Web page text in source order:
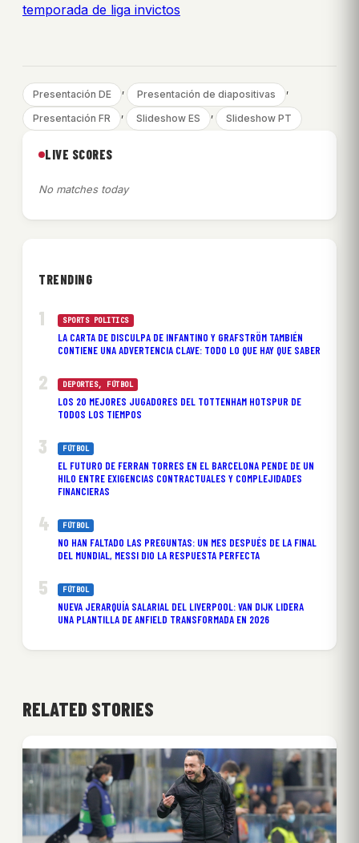
temporada de liga invictos
Presentación DE , Presentación de diapositivas ,
Presentación FR , Slideshow ES , Slideshow PT
LIVE SCORES
No matches today
TRENDING
SPORTS POLITICS
LA CARTA DE DISCULPA DE INFANTINO Y GRAFSTRÖM TAMBIÉN
CONTIENE UNA ADVERTENCIA CLAVE: TODO LO QUE HAY QUE SABER
DEPORTES, FÚTBOL
LOS 20 MEJORES JUGADORES DEL TOTTENHAM HOTSPUR DE
TODOS LOS TIEMPOS
FÚTBOL
EL FUTURO DE FERRAN TORRES EN EL BARCELONA PENDE DE UN
HILO ENTRE EXIGENCIAS CONTRACTUALES Y COMPLEJIDADES
FINANCIERAS
FÚTBOL
NO HAN FALTADO LAS PREGUNTAS: UN MES DESPUÉS DE LA FINAL
DEL MUNDIAL, MESSI DIO LA RESPUESTA PERFECTA
FÚTBOL
NUEVA JERARQUÍA SALARIAL DEL LIVERPOOL: VAN DIJK LIDERA
UNA PLANTILLA DE ANFIELD TRANSFORMADA EN 2026
RELATED STORIES